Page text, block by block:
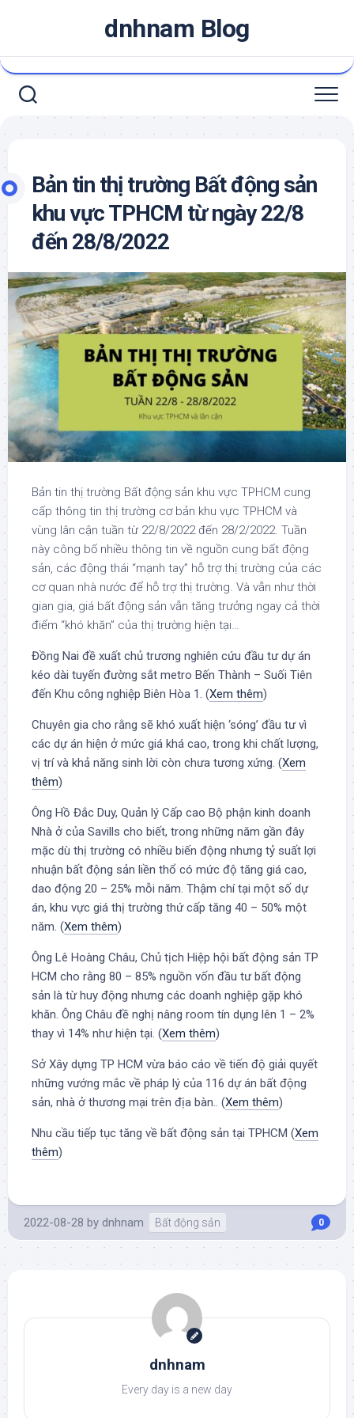
dnhnam Blog
Bản tin thị trường Bất động sản
khu vực TPHCM từ ngày 22/8
đến 28/8/2022
Bản tin thị trường Bất động sản khu vực TPHCM cung
cấp thông tin thị trường cơ bản khu vực TPHCM và
vùng lân cận tuần từ 22/8/2022 đến 28/2/2022. Tuần
này công bố nhiều thông tin về nguồn cung bất động
sản, các động thái “mạnh tay” hỗ trợ thị trường của các
cơ quan nhà nước để hỗ trợ thị trường. Và vẫn như thời
gian gia, giá bất động sản vẫn tăng trưởng ngay cả thời
điểm “khó khăn” của thị trường hiện tại…
Đồng Nai đề xuất chủ trương nghiên cứu đầu tư dự án
kéo dài tuyến đường sắt metro Bến Thành – Suối Tiên
đến Khu công nghiệp Biên Hòa 1. (Xem thêm)
Chuyên gia cho rằng sẽ khó xuất hiện ‘sóng’ đầu tư vì
các dự án hiện ở mức giá khá cao, trong khi chất lượng,
vị trí và khả năng sinh lời còn chưa tương xứng. (Xem
thêm)
Ông Hồ Đắc Duy, Quản lý Cấp cao Bộ phận kinh doanh
Nhà ở của Savills cho biết, trong những năm gần đây
mặc dù thị trường có nhiều biến động nhưng tỷ suất lợi
nhuận bất động sản liền thổ có mức độ tăng giá cao,
dao động 20 – 25% mỗi năm. Thậm chí tại một số dự
án, khu vực giá thị trường thứ cấp tăng 40 – 50% một
năm. (Xem thêm)
Ông Lê Hoàng Châu, Chủ tịch Hiệp hội bất động sản TP
HCM cho rằng 80 – 85% nguồn vốn đầu tư bất động
sản là từ huy động nhưng các doanh nghiệp gặp khó
khăn. Ông Châu đề nghị nâng room tín dụng lên 1 – 2%
thay vì 14% như hiện tại. (Xem thêm)
Sở Xây dựng TP HCM vừa báo cáo về tiến độ giải quyết
những vướng mắc về pháp lý của 116 dự án bất động
sản, nhà ở thương mại trên địa bàn.. (Xem thêm)
Nhu cầu tiếp tục tăng về bất động sản tại TPHCM (Xem
thêm)
2022-08-28 by dnhnam Bất động sản 0
dnhnam
Every day is a new day